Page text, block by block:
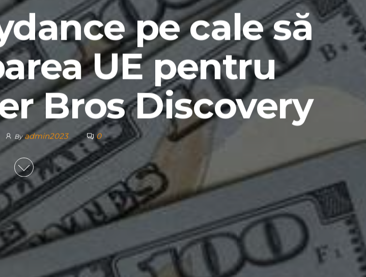
pe cale să
UE pentru
Bros Discovery
By admin2023 0